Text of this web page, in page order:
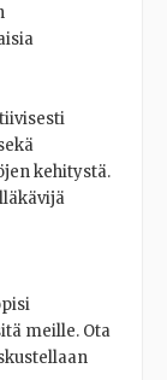
kehitystä.
meille. Ota